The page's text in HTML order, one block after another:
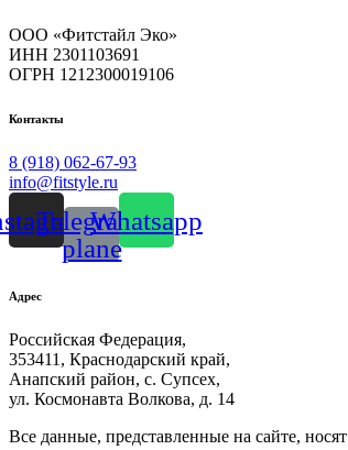
ООО «Фитстайл Эко»
ИНН 2301103691
ОГРН 1212300019106
Контакты
8 (918) 062-67-93
info@fitstyle.ru
Telegram-
plane
Whatsapp
Адрес
Российская Федерация,
353411, Краснодарский край,
Анапский район, с. Супсех,
ул. Космонавта Волкова, д. 14
Все данные, представленные на сайте,